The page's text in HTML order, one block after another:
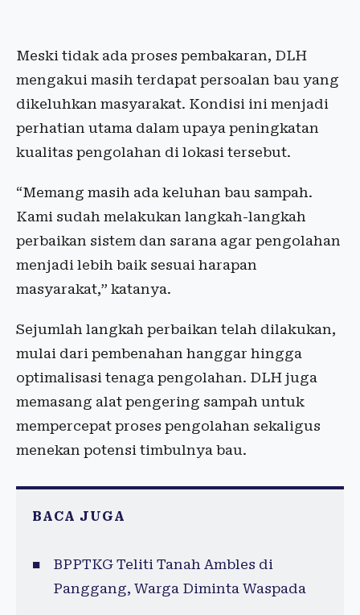
Meski tidak ada proses pembakaran, DLH
mengakui masih terdapat persoalan bau yang
dikeluhkan masyarakat. Kondisi ini menjadi
perhatian utama dalam upaya peningkatan
kualitas pengolahan di lokasi tersebut.
“Memang masih ada keluhan bau sampah.
Kami sudah melakukan langkah-langkah
perbaikan sistem dan sarana agar pengolahan
menjadi lebih baik sesuai harapan
masyarakat,” katanya.
Sejumlah langkah perbaikan telah dilakukan,
mulai dari pembenahan hanggar hingga
optimalisasi tenaga pengolahan. DLH juga
memasang alat pengering sampah untuk
mempercepat proses pengolahan sekaligus
menekan potensi timbulnya bau.
BACA JUGA
BPPTKG Teliti Tanah Ambles di
Panggang, Warga Diminta Waspada